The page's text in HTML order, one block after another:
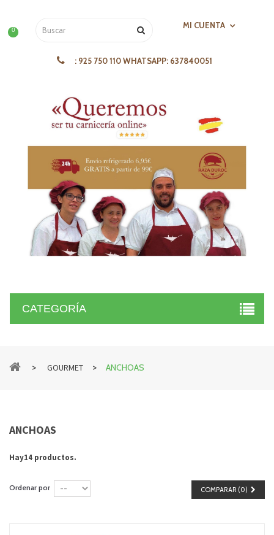
0 MI CUENTA
: 925 750 110 WHATSAPP: 637840051
CATEGORÍA
> GOURMET > ANCHOAS
ANCHOAS
Hay14 productos.
COMPARAR (0)
Ordenar por